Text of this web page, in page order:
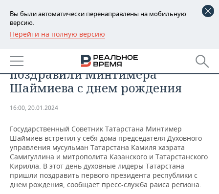
Вы были автоматически перенаправлены на мобильную
версию.
Перейти на полную версию
РЕГИОНЫ
БАШКОРТОСТАН
ТАТАРСТАН
НОВОСТИ
АНАЛИТИКА
ДЕКЛАРАЦИИ О ДОХОДАХ
КОРОЛИ ГОСЗАКАЗА ПФО
ВУЗЫ ТАТАРСТАНА
НОВОСТИ ЭКОНОМИКИ
ФИНАНСЫ
БАНКИ
ПРОМЫШЛЕННОСТЬ
НОВОСТИ
ПРОМЫШЛЕННОСТИ
АГРОПРОМ
НЕДВИЖИМОСТЬ
НОВОСТИ НЕДВИЖИМОСТИ
АВТО
Духовные лидеры Татарстана
поздравили Минтимера
Шаймиева с днем рождения
16:00, 20.01.2024
Государственный Советник Татарстана Минтимер
Шаймиев встретил у себя дома председателя Духовного
управления мусульман Татарстана Камиля хазрата
Самигуллина и митрополита Казанского и Татарстанского
Кирилла. В этот день духовные лидеры Татарстана
пришли поздравить первого президента республики с
днем рождения, сообщает пресс-служба раиса региона.